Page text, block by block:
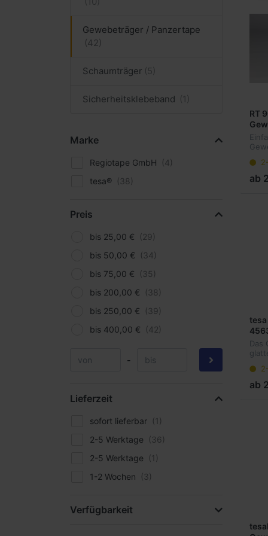
Gewebeträger / Panzertape
Schaumträger
Sicherheitsklebeband
Marke
Regiotape GmbH
tesa®
Preis
bis 25,00 €
bis 50,00 €
bis 75,00 €
bis 200,00 €
bis 250,00 €
bis 400,00 €
-
Lieferzeit
sofort lieferbar
2-5 Werktage
2-5 Werktage
1-2 Wochen
Verfügbarkeit
RT
mm
Zum
ab
mit
Das
für
ab